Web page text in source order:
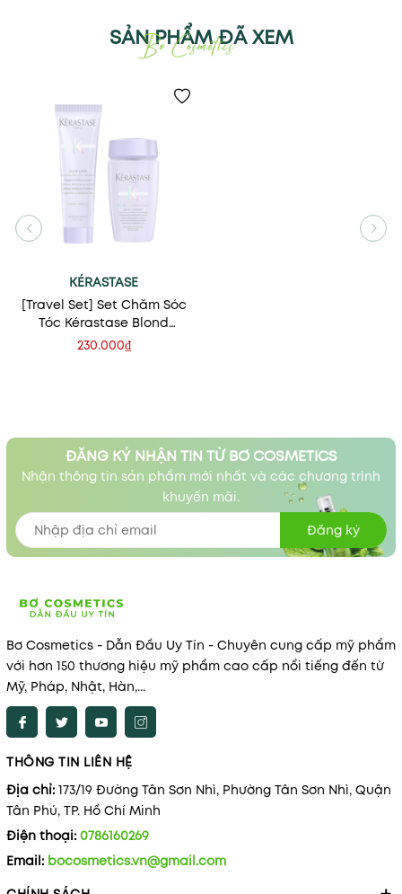
SẢN PHẨM ĐÃ XEM
KÉRASTASE
[Travel Set] Set Chăm Sóc
Tóc Kérastase Blond
Absolu Hydrating &
230.000₫
ĐĂNG KÝ NHẬN TIN TỪ BƠ COSMETICS
Nhận thông tin sản phẩm mới nhất và các chương trình
khuyến mãi.
Đăng ký
Bơ Cosmetics - Dẫn Đầu Uy Tín - Chuyên cung cấp mỹ phẩm
với hơn 150 thương hiệu mỹ phẩm cao cấp nổi tiếng đến từ
Mỹ, Pháp, Nhật, Hàn,...
THÔNG TIN LIÊN HỆ
Địa chỉ: 173/19 Đường Tân Sơn Nhì, Phường Tân Sơn Nhì, Quận
Tân Phú, TP. Hồ Chí Minh
Điện thoại: 0786160269
Email: bocosmetics.vn@gmail.com